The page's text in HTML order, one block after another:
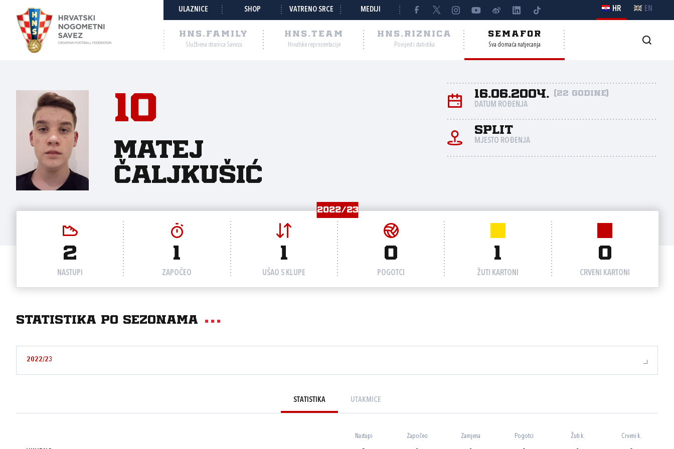
ULAZNICE SHOP VATRENO SRCE MEDIJI HR EN
HNS.FAMILY
Službena stranica Saveza
HNS.TEAM
Hrvatske reprezentacije
HNS.RIZNICA
Povijest i statistika
SEMAFOR
Sva domaća natjecanja
10
Matej
Čaljkušić
16.06.2004. (22 godine)
DATUM ROĐENJA
Split
MJESTO ROĐENJA
2022/23
2
NASTUPI
1
ZAPOČEO
1
UŠAO S KLUPE
0
POGOTCI
1
ŽUTI KARTONI
0
CRVENI KARTONI
Statistika po sezonama
2022/23
STATISTIKA UTAKMICE
Nastupi Započeo Zamjena Pogotci Žuti k. Crveni k.